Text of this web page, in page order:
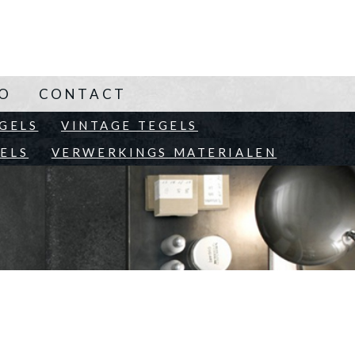
VINTAGE TEGELS
VERWERKINGS MATERIALEN
CONTACT